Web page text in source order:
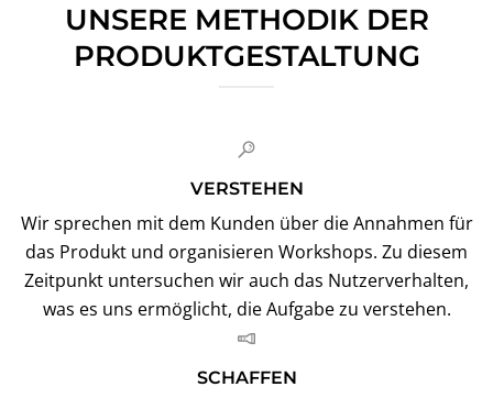
UNSERE METHODIK DER
PRODUKTGESTALTUNG
VERSTEHEN
Wir sprechen mit dem Kunden über die Annahmen für
das Produkt und organisieren Workshops. Zu diesem
Zeitpunkt untersuchen wir auch das Nutzerverhalten,
was es uns ermöglicht, die Aufgabe zu verstehen.
SCHAFFEN